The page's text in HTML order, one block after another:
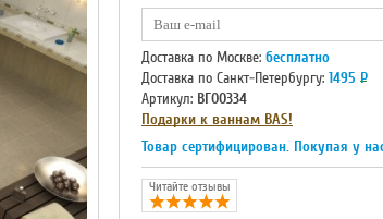
Доставка по Москве: бесплатно
Доставка по Санкт-Петербургу: 1495 Р
Артикул: ВГ00334
Подарки к ваннам BAS!
Товар сертифицирован. Покупая у
Читайте отзывы